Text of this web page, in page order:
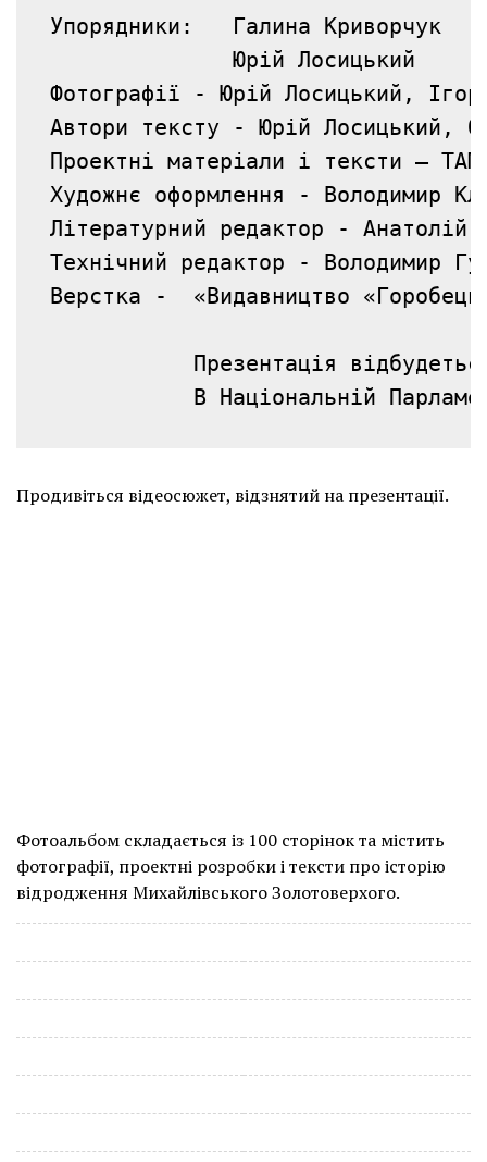
Упорядники:   Галина Криворчук
              Юрій Лосицький
Фотографії - Юрій Лосицький, Ігор
Автори тексту - Юрій Лосицький,
Проектні матеріали і тексти –
Художнє оформлення - Володимир
Літературний редактор - Анатолій
Технічний редактор - Володимир
Верстка -  «Видавництво
Презентація
Продивіться відеосюжет, відзнятий на презентації.
Фотоальбом складається із 100 сторінок та містить
фотографії, проектні розробки і тексти про історію
відродження Михайлівського Золотоверхого.